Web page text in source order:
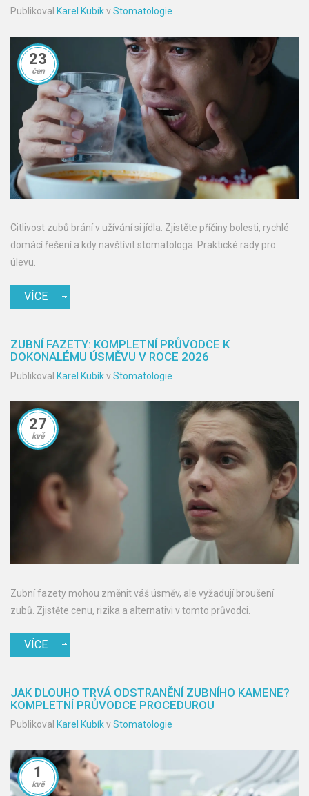
Publikoval Karel KubíkvStomatologie
23
čen
Citlivost zubů brání v užívání si jídla. Zjistěte příčiny bolesti, rychlé
domácí řešení a kdy navštívit stomatologa. Praktické rady pro
úlevu.
VÍCE
ZUBNÍ FAZETY: KOMPLETNÍ PRŮVODCE K
DOKONALÉMU ÚSMĚVU V ROCE 2026
Publikoval Karel KubíkvStomatologie
27
kvě
Zubní fazety mohou změnit váš úsměv, ale vyžadují broušení
zubů. Zjistěte cenu, rizika a alternativi v tomto průvodci.
VÍCE
JAK DLOUHO TRVÁ ODSTRANĚNÍ ZUBNÍHO KAMENE?
KOMPLETNÍ PRŮVODCE PROCEDUROU
Publikoval Karel KubíkvStomatologie
1
kvě